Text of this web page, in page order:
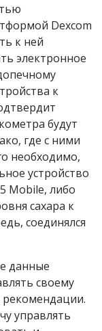
Dexcom
к ней
электронное
к
будут
где с ними
необходимо,
устройство
Mobile, либо
сахара к
соединялся
данные
своему
управлять